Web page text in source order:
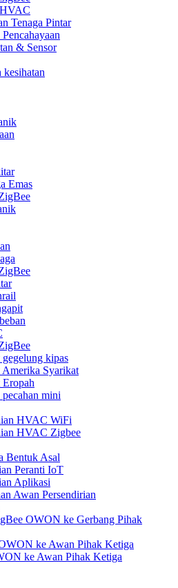
Tenaga Pintar
& Sensor
kesihatan
Emas
gegelung kipas
Amerika Syarikat
Eropah
mini
HVAC WiFi
HVAC Zigbee
Bentuk Asal
Peranti IoT
Aplikasi
Awan Persendirian
OWON ke Gerbang Pihak
ke Awan Pihak Ketiga
ke Awan Pihak Ketiga